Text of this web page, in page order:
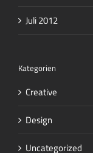
Juli 2012
Kategorien
Creative
Design
Uncategorized